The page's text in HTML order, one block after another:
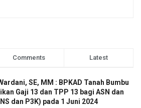
Comments Latest
SE, MM : BPKAD Tanah Bumbu
Gaji 13 dan TPP 13 bagi ASN dan
dan P3K) pada 1 Juni 2024